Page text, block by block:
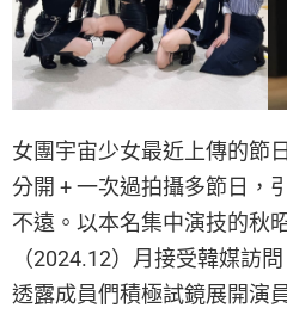
女團宇宙少女最近上傳的節
分開 + 一次過拍攝多節日，
不遠。以本名集中演技的秋
（2024.12）月接受韓媒訪
透露成員們積極試鏡展開演